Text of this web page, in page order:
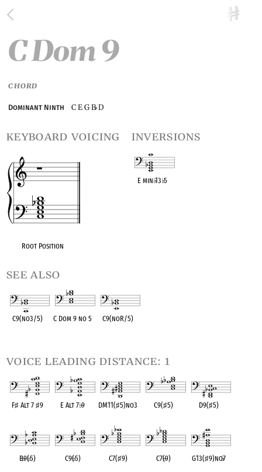
C Dom 9
CHORD
Dominant Ninth C E G B♭D
keyboard voicing
Root Position
inversions
E min♭13♭5
see also
C9(no3/5) C Dom 9 no 5 C9(noR/5)
voice leading distance: 1
F♯Alt 7 ♯9 E Alt 7♭9 DM11(♯5)no3 C9(♯5) D9(♯5)
B♭9(♭5) C9(♭5) C7(♯9) C7(♭9) G13(♯9)no♭7